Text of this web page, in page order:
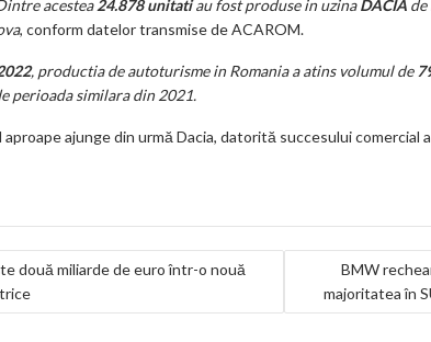
o
k
ar
acestea24.878 unitatiau fost produse in uzinaDACIA
, conform datelor transmise de ACAROM.
, productia de autoturisme in Romania a atins volumul de
perioada similara din 2021.
ajunge din urmă Dacia, datorită succesului comercial
două miliarde de euro într-o nouă
BMW
majoritatea în